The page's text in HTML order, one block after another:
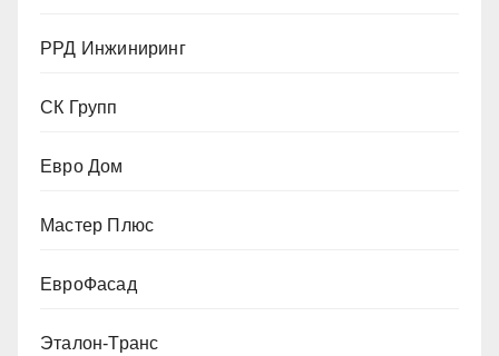
РРД Инжиниринг
СК Групп
Евро Дом
Мастер Плюс
ЕвроФасад
Эталон-Транс